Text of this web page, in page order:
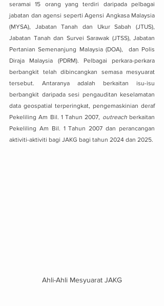
seramai 15 orang yang terdiri daripada pelbagai
jabatan dan agensi seperti Agensi Angkasa Malaysia
(MYSA), Jabatan Tanah dan Ukur Sabah (JTUS),
Jabatan Tanah dan Survei Sarawak (JTSS), Jabatan
Pertanian Semenanjung Malaysia (DOA),  dan Polis
Diraja Malaysia (PDRM). Pelbagai perkara-perkara
berbangkit telah dibincangkan semasa mesyuarat
tersebut. Antaranya adalah berkaitan isu-isu
berbangkit daripada sesi pengauditan keselamatan
data geospatial terperingkat, pengemaskinian deraf
Pekeliling Am Bil. 1 Tahun 2007, outreach berkaitan
Pekeliling Am Bil. 1 Tahun 2007 dan perancangan
aktiviti-aktiviti bagi JAKG bagi tahun 2024 dan 2025.
Ahli-Ahli Mesyuarat JAKG